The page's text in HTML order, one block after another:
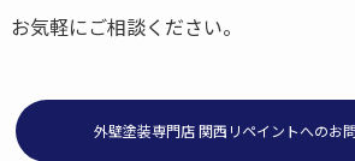
お気軽にご相談ください。
外壁塗装専門店 関西リペイントへのお